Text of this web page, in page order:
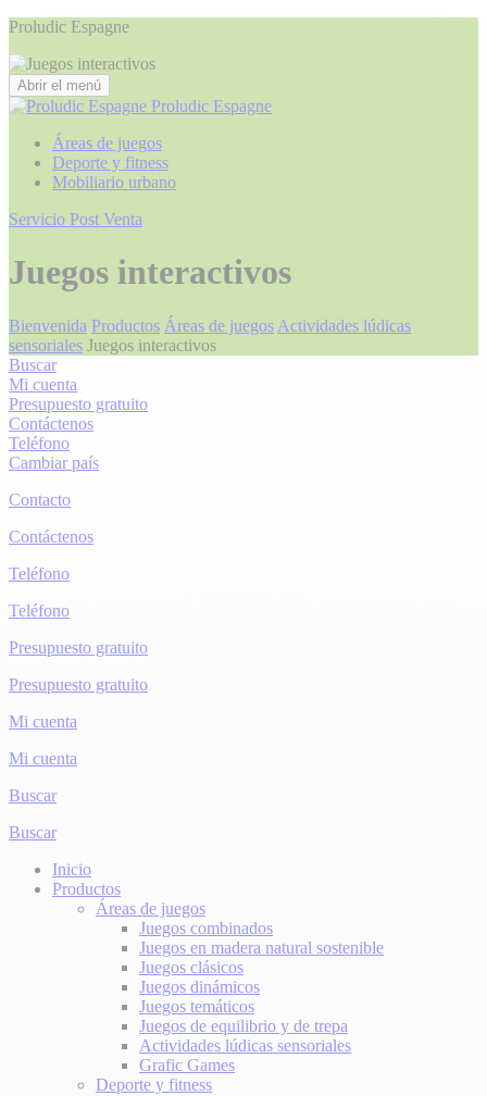
Proludic Espagne
Abrir el menú
Proludic Espagne
Áreas de juegos
Deporte y fitness
Mobiliario urbano
Servicio Post Venta
Juegos interactivos
Bienvenida Productos Áreas de juegos Actividades lúdicas
sensoriales Juegos interactivos
Buscar
Mi cuenta
Presupuesto gratuito
Contáctenos
Teléfono
Cambiar país
Contacto
Contáctenos
Teléfono
Teléfono
Presupuesto gratuito
Presupuesto gratuito
Mi cuenta
Mi cuenta
Buscar
Buscar
Inicio
Productos
Áreas de juegos
Juegos combinados
Juegos en madera natural sostenible
Juegos clásicos
Juegos dinámicos
Juegos temáticos
Juegos de equilibrio y de trepa
Actividades lúdicas sensoriales
Grafic Games
Deporte y fitness